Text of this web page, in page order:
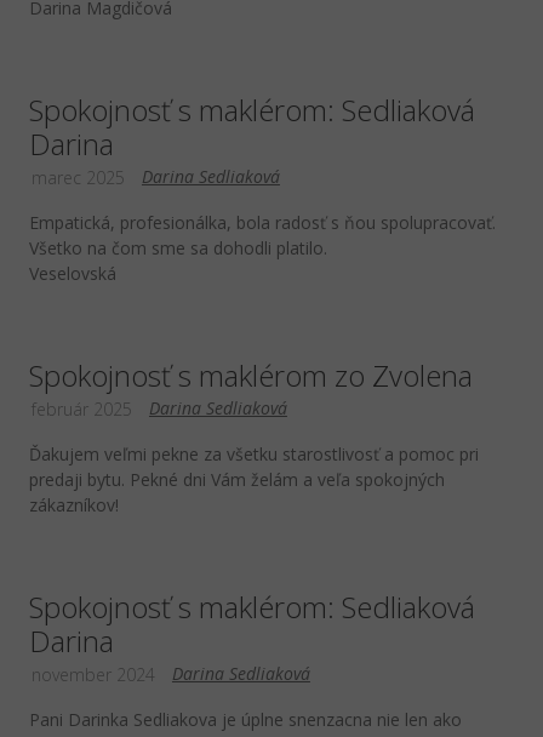
Darina Magdičová
Spokojnosť s maklérom: Sedliaková
Darina
Darina Sedliaková
marec 2025
Empatická, profesionálka, bola radosť s ňou spolupracovať.
Všetko na čom sme sa dohodli platilo.
Veselovská
Spokojnosť s maklérom zo Zvolena
Darina Sedliaková
február 2025
Ďakujem veľmi pekne za všetku starostlivosť a pomoc pri
predaji bytu. Pekné dni Vám želám a veľa spokojných
zákazníkov!
Spokojnosť s maklérom: Sedliaková
Darina
Darina Sedliaková
november 2024
Pani Darinka Sedliakova je úplne snenzacna nie len ako